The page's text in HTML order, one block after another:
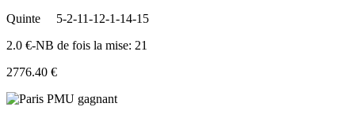
Quinte
5-2-11-12-1-14-15
2.0 €-NB de fois la mise: 21
2776.40 €